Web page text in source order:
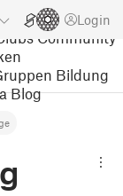
Login
Community
Bildung
Blog